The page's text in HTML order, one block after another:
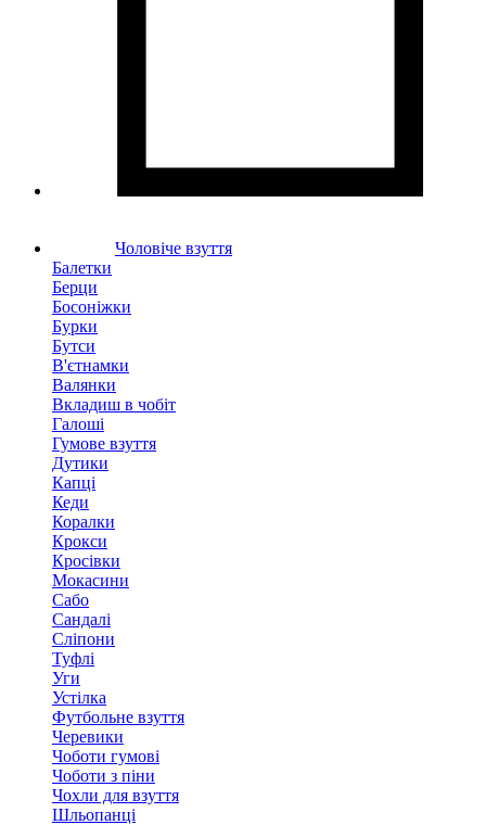
Чоловіче взуття
Балетки
Берци
Босоніжки
Бурки
Бутси
В'єтнамки
Валянки
Вкладиш в чобіт
Галоші
Гумове взуття
Дутики
Капці
Кеди
Коралки
Крокси
Кросівки
Мокасини
Сабо
Сандалі
Сліпони
Туфлі
Уги
Устілка
Футбольне взуття
Черевики
Чоботи гумові
Чоботи з піни
Чохли для взуття
Шльопанці